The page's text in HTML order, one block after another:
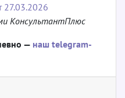
КонсультантПлюс
— наш telegram-